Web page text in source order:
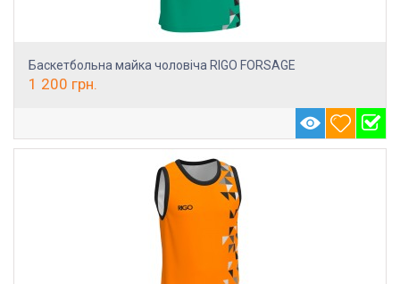
Баскетбольна майка чоловіча RIGO FORSAGE
1 200 грн.